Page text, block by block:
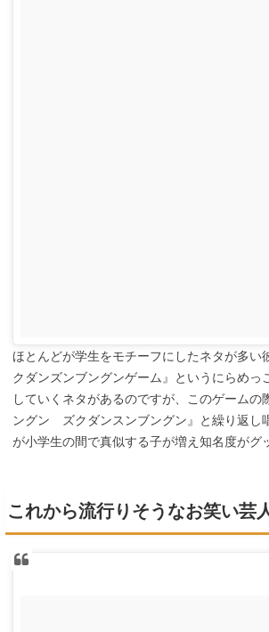
ほとんどが学生をモチーフにしたネタが多い
クダンズンブングンゲーム』というにらめっ
していくネタがあるのですが、このゲームの
ングン ズクダンスンブングン』と繰り返し
が小学生の間で真似する子が増え知名度がグ
これから流行りそうなお笑い芸